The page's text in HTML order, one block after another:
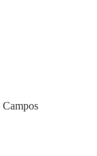
Campos